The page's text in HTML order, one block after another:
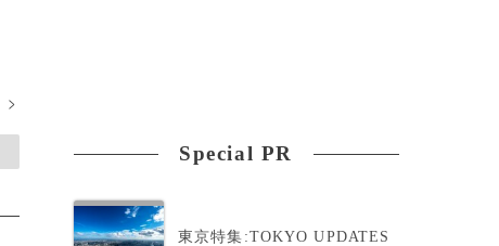
>
Special PR
東京特集:TOKYO UPDATES